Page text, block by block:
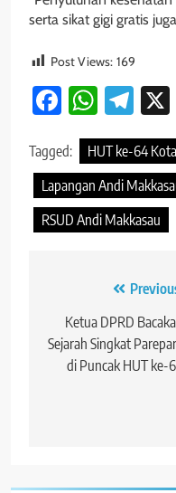
serta sikat gigi gratis
Post Views: 169
Tagged:
HUT ke-64
Lapangan Andi
RSUD Andi Makkasau
Navigasi
pos
Ketua DPRD
Sejarah Singkat
di Puncak HUT ke-